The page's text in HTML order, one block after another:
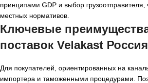
принципами GDP и выбор
местных нормативов.
Ключевые
поставок Velakast Россия
Для покупателей, ориентированных на
импортера и таможенными процедурами.